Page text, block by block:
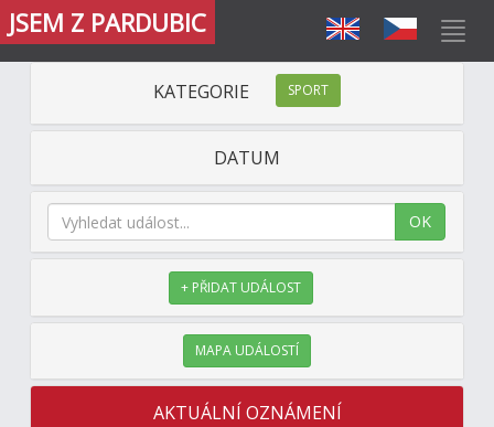
JSEM Z PARDUBIC
KATEGORIE SPORT
DATUM
OK
+ PŘIDAT UDÁLOST
MAPA UDÁLOSTÍ
AKTUÁLNÍ OZNÁMENÍ